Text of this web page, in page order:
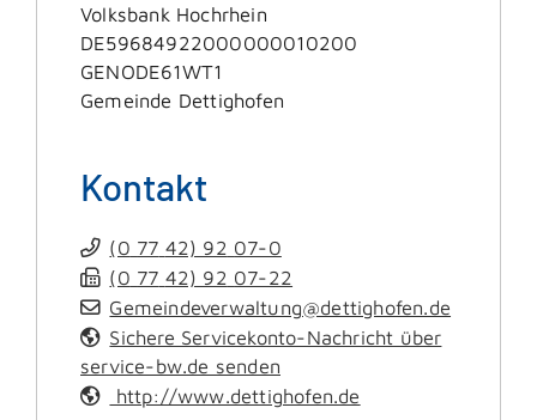
Volksbank Hochrhein
DE59684922000000010200
GENODE61WT1
Gemeinde Dettighofen
Kontakt
(0 77 42) 92 07-0
(0 77 42) 92 07-22
Gemeindeverwaltung@dettighofen.de
Sichere Servicekonto-Nachricht über
service-bw.de senden
http://www.dettighofen.de